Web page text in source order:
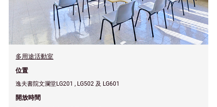
多用途活動室
位置
逸夫書院文瀾堂LG201 , LG502 及 LG601
開放時間